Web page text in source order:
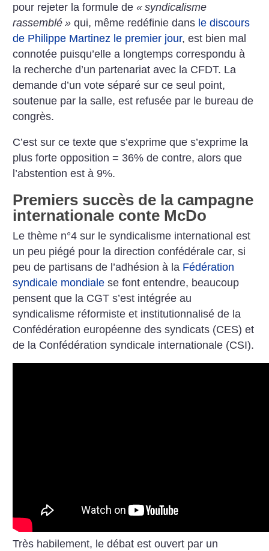
pour rejeter la formule de« syndicalisme
rassemblé » qui, même redéfinie dans le discours
de Philippe Martinez le premier jour, est bien mal
connotée puisqu’elle a longtemps correspondu à
la recherche d’un partenariat avec la CFDT. La
demande d’un vote séparé sur ce seul point,
soutenue par la salle, est refusée par le bureau de
congrès.
C’est sur ce texte que s’exprime que s’exprime la
plus forte opposition = 36% de contre, alors que
l’abstention est à 9%.
Premiers succès de la campagne
internationale conte McDo
Le thème n°4 sur le syndicalisme international est
un peu piégé pour la direction confédérale car, si
peu de partisans de l’adhésion à la Fédération
syndicale mondiale se font entendre, beaucoup
pensent que la CGT s’est intégrée au
syndicalisme réformiste et institutionnalisé de la
Confédération européenne des syndicats (CES) et
de la Confédération syndicale internationale (CSI).
Très habilement, le débat est ouvert par un